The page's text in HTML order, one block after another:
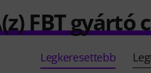
FBT gyártó
Legkeresettebb